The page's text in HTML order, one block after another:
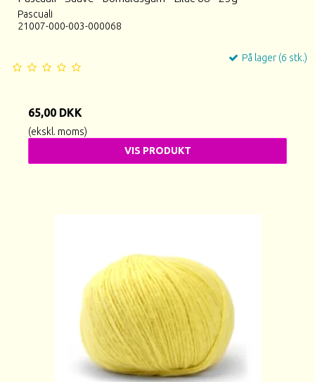
Pascuali
21007-000-003-000068
På lager (6 stk.)
65,00 DKK
(ekskl. moms)
VIS PRODUKT